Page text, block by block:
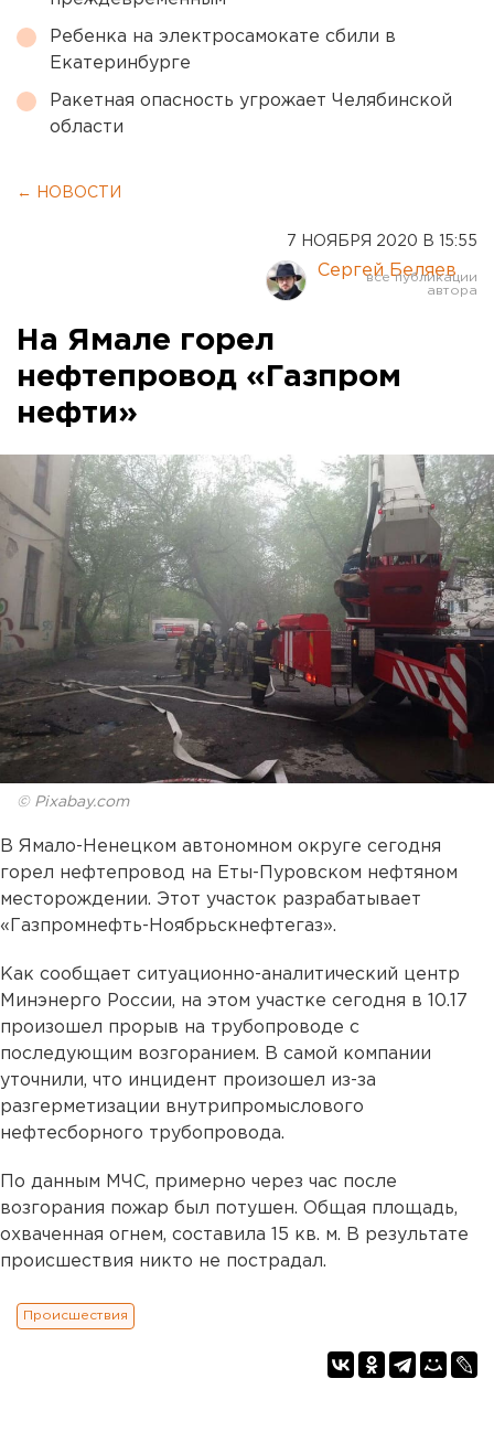
Ребенка на электросамокате сбили в
Екатеринбурге
Ракетная опасность угрожает Челябинской
области
← НОВОСТИ
7 НОЯБРЯ 2020 В 15:55
Сергей Беляев
На Ямале горел
нефтепровод «Газпром
нефти»
© Pixabay.com
В Ямало-Ненецком автономном округе сегодня
горел нефтепровод на Еты-Пуровском нефтяном
месторождении. Этот участок разрабатывает
«Газпромнефть-Ноябрьскнефтегаз».
Как сообщает ситуационно-аналитический центр
Минэнерго России, на этом участке сегодня в 10.17
произошел прорыв на трубопроводе с
последующим возгоранием. В самой компании
уточнили, что инцидент произошел из-за
разгерметизации внутрипромыслового
нефтесборного трубопровода.
По данным МЧС, примерно через час после
возгорания пожар был потушен. Общая площадь,
охваченная огнем, составила 15 кв. м. В результате
происшествия никто не пострадал.
Происшествия